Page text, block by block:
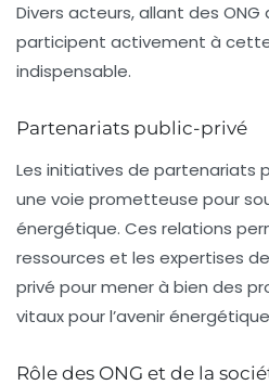
Divers acteurs, allant des
participent activement à
indispensable.
Partenariats public-privé
Les initiatives de partenariats
une voie prometteuse pour
énergétique. Ces relations
ressources et les expertises
privé pour mener à bien des
vitaux pour l’avenir
Rôle des ONG et de la